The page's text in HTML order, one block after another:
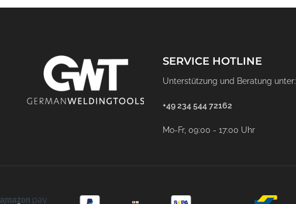
SERVICE HOTLINE
Unterstützung und Beratung unter:
+49 234 544 72162
Mo-Fr, 09:00 - 17:00 Uhr